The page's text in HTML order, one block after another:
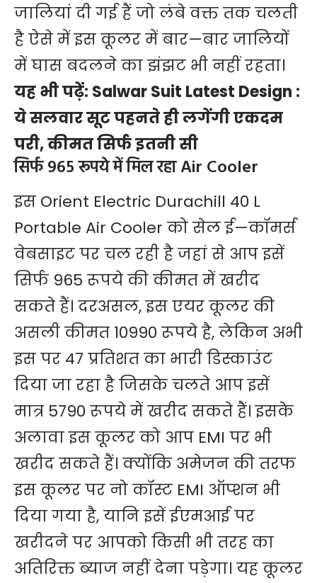
जालियां दी गई हैं जो लंबे वक्त तक चलती
है ऐसे में इस कूलर में बार—बार जालियों
में घास बदलने का झंझट भी नहीं रहता।
यह भी पढ़ें: Salwar Suit Latest Design :
ये सलवार सूट पहनते ही लगेंगी एकदम
परी, कीमत सिर्फ इतनी सी
सिर्फ 965 रूपये में मिल रहा Air Cooler
इस Orient Electric Durachill 40 L
Portable Air Cooler को सेल ई—कॉमर्स
वेबसाइट पर चल रही है जहां से आप इसें
सिर्फ 965 रूपये की कीमत में खरीद
सकते हैं। दरअसल, इस एयर कूलर की
असली कीमत 10990 रूपये है, लेकिन अभी
इस पर 47 प्रतिशत का भारी डिस्काउंट
दिया जा रहा है जिसके चलते आप इसें
मात्र 5790 रूपये में खरीद सकते हैं। इसके
अलावा इस कूलर को आप EMI पर भी
खरीद सकते हैं। क्योंकि अमेजन की तरफ
इस कूलर पर नो कॉस्ट EMI ऑप्शन भी
दिया गया है, यानि इसें ईएमआई पर
खरीदने पर आपको किसी भी तरह का
अतिरिक्त ब्याज नहीं देना पड़ेगा। यह कूलर